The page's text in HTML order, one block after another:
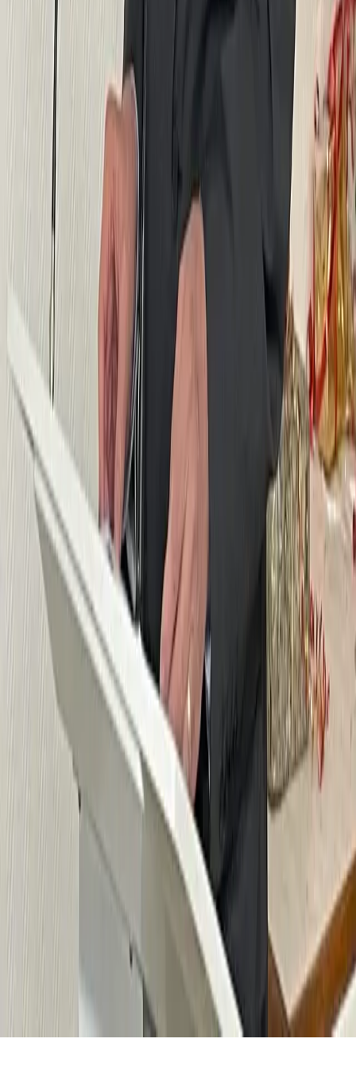
🌱⚽Le maître des pelouses de l'AJA ! 🎙️ L'interview
Annonces légales
Publiez vos annonces légales dans l'Yonne :
constitutions, modifications, dissolutions de sociétés.
Publier une annonce
Consulter les annonces
Inscrivez-vous à notre newsletter
Recevez l'actualité locale directement dans votre boîte mail
S'inscrire
INFORMATIONS RÉSEAUX
X (Twitter)
Facebook
Instagram
LinkedIn
Presse Évasion - Tous droits réservés